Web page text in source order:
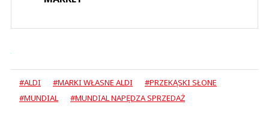
#ALDI #MARKI WŁASNE ALDI
#PRZEKĄSKI SŁONE
#MUNDIAL
#MUNDIAL NAPĘDZA SPRZEDAŻ